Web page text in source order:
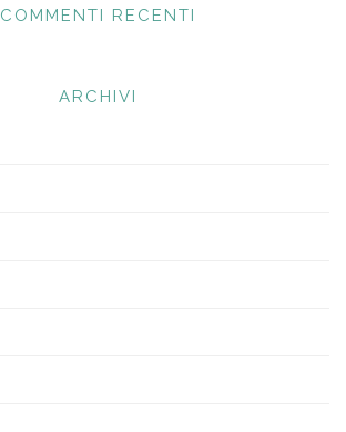
COMMENTI RECENTI
ARCHIVI